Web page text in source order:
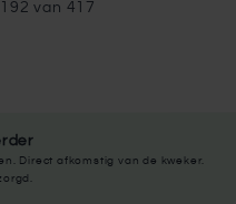
192 van 417
Direct afkomstig van de kweker.